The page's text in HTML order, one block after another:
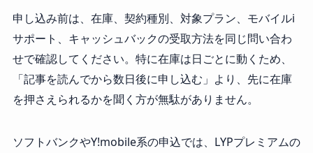
申し込み前は、在庫、契約種別、対象プラン、モバイルi
サポート、キャッシュバックの受取方法を同じ問い合わ
せで確認してください。特に在庫は日ごとに動くため、
「記事を読んでから数日後に申し込む」より、先に在庫
を押さえられるかを聞く方が無駄がありません。
ソフトバンクやY!mobile系の申込では、LYPプレミアムの